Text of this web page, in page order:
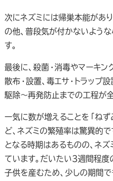
次にネズミには帰巣本能があ
の他、普段気が付かないよう
す。
最後に、殺菌・消毒やマーキン
散布・設置、毒エサ・トラップ
駆除～再発防止までの工程が全
一気に数が増えることを「ね
ど、ネズミの繁殖率は驚異的
となる時期はあるものの、ネ
ています。だいたい3週間程
子供を産むため、少しの期間